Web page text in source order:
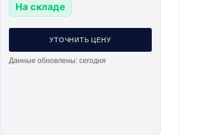
На складе
УТОЧНИТЬ ЦЕНУ
Данные обновлены: сегодня